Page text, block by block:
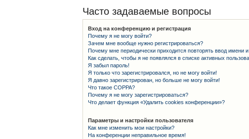
Часто задаваемые вопросы
Вход на конференцию и регистрация
Почему я не могу войти?
Зачем мне вообще нужно регистрироваться?
Почему мне периодически приходится повторять ввод имени
Как сделать, чтобы я не появлялся в списке активных
Я забыл пароль!
Я только что зарегистрировался, но не могу войти!
Я давно зарегистрирован, но больше не могу войти!
Что такое COPPA?
Почему я не могу зарегистрироваться?
Что делает функция «Удалить cookies конференции»?
Параметры и настройки пользователя
Как мне изменить мои настройки?
На конференции неправильное время!